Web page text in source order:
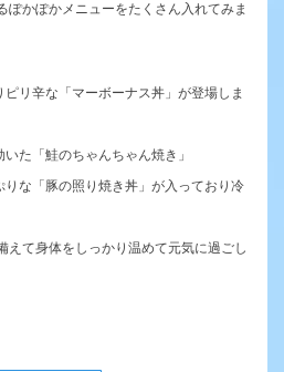
ぽかぽかメニューをたくさん入れてみま
リ辛な「マーボーナス丼」が登場しま
た「鮭のちゃんちゃん焼き」
な「豚の照り焼き丼」が入っており冷
えて身体をしっかり温めて元気に過ごし